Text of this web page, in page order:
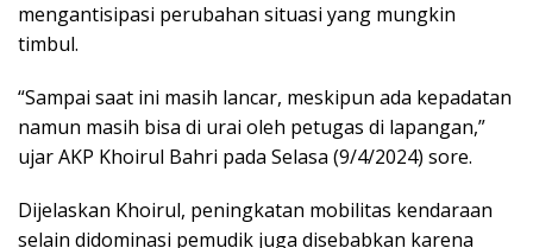
mengantisipasi perubahan situasi yang mungkin
timbul.
“Sampai saat ini masih lancar, meskipun ada kepadatan
namun masih bisa di urai oleh petugas di lapangan,”
ujar AKP Khoirul Bahri pada Selasa (9/4/2024) sore.
Dijelaskan Khoirul, peningkatan mobilitas kendaraan
selain didominasi pemudik juga disebabkan karena